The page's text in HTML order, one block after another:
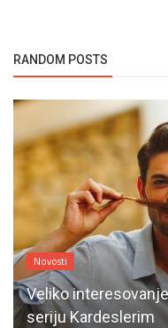
RANDOM POSTS
Novosti
Veliko
seriju Kardeslerim